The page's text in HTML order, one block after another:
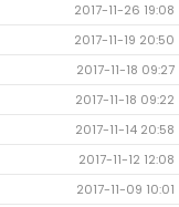
2017-11-26 19:08
2017-11-19 20:50
2017-11-18 09:27
2017-11-18 09:22
2017-11-14 20:58
2017-11-12 12:08
2017-11-09 10:01